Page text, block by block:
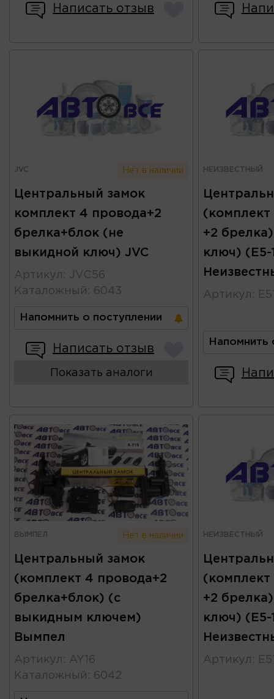
Написать отзыв
JVC Нет в наличии
Центральный замок
комплект 4 провода+2
брелка+блок (не
выкидной ключ) JVC
Артикул : JVC56
Каталожный : 6043
Напомнить о поступлении
Написать отзыв
Показать аналоги
НЕИЗВЕСТНЫЙ
(комплект
+2
ключ) (E5-
Артикул :
Напомнить
ВЫМПЕЛ Нет в наличии
Центральный замок
(комплект 4 провода+2
брелка+блок) (с
выкидным ключем)
Вымпел
Артикул : AY16
Каталожный : 6042
НЕИЗВЕСТНЫЙ
(комплект
+2
ключ) (E5-
Артикул :